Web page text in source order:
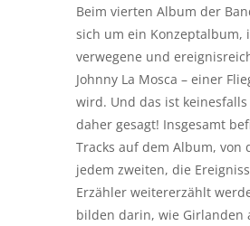
Beim vierten Album der
sich um ein Konzeptalbum,
verwegene und
Johnny La Mosca – einer
wird. Und das ist
daher gesagt! Insgesamt
Tracks auf dem Album, von
jedem zweiten, die
Erzähler weitererzählt
bilden darin, wie Girlanden